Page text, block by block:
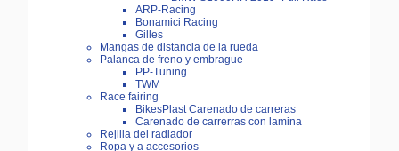
ARP-Racing
Bonamici Racing
Gilles
Mangas de distancia de la rueda
Palanca de freno y embrague
PP-Tuning
TWM
Race fairing
BikesPlast Carenado de carreras
Carenado de carrerras con lamina
Rejilla del radiador
Ropa y a accesorios